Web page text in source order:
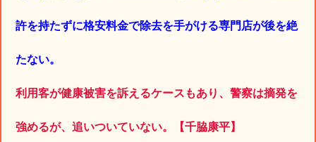
許を持たずに格安料金で除去を手がける専門店が後を絶
たない。
利用客が健康被害を訴えるケースもあり、警察は摘発を
強めるが、追いついていない。【千脇康平】